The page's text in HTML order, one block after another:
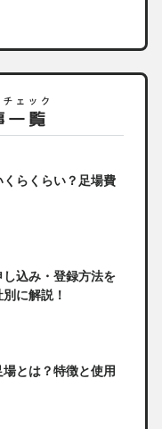
らくらい？足場費
込み・登録方法を
に解説！
とは？特徴と使用